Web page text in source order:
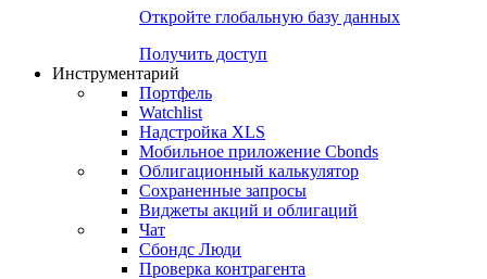
Откройте глобальную базу данных
Получить доступ
Инструментарий
Портфель
Watchlist
Надстройка XLS
Мобильное приложение Cbonds
Облигационный калькулятор
Сохраненные запросы
Виджеты акций и облигаций
Чат
Сбондс Люди
Проверка контрагента